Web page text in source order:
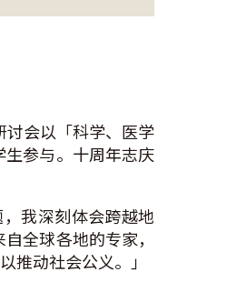
讨会以「科学、医学
参与。十周年志庆
我深刻体会跨越地
全球各地的专家，
推动社会公义。」